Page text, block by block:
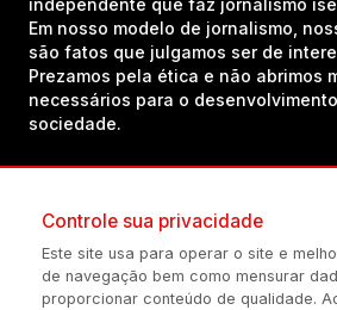
independente que faz jornalismo
Em nosso modelo de jornalismo,
são fatos que julgamos ser de
Prezamos pela ética e não abrimos
necessários para o
sociedade.
(54) 98434-8385
Controle sua privacidade
Este site usa para operar o site e
de navegação bem como mensurar
proporcionar conteúdo de qualidade.